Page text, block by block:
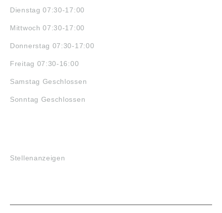
Dienstag 07:30-17:00
Mittwoch 07:30-17:00
Donnerstag 07:30-17:00
Freitag 07:30-16:00
Samstag Geschlossen
Sonntag Geschlossen
Stellenanzeigen